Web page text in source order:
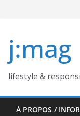
j:mag
lifestyle &
À PROPOS /